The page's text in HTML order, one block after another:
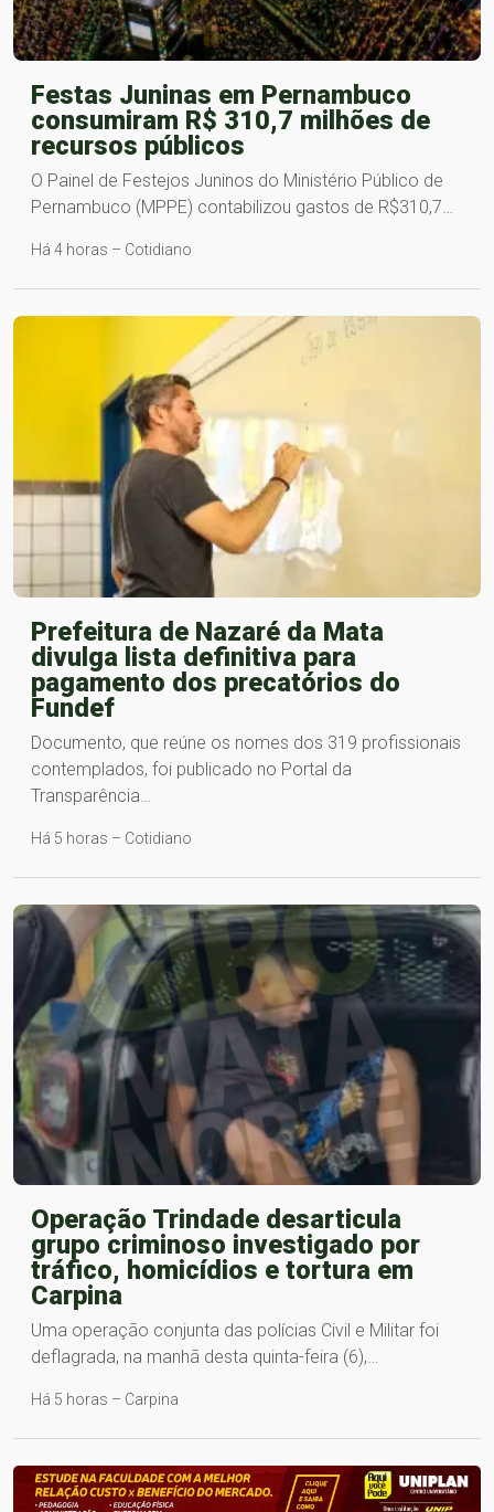
Festas Juninas em Pernambuco
consumiram R$ 310,7 milhões de
recursos públicos
O Painel de Festejos Juninos do Ministério Público de
Pernambuco (MPPE) contabilizou gastos de R$310,7…
Há 4 horas – Cotidiano
Prefeitura de Nazaré da Mata
divulga lista definitiva para
pagamento dos precatórios do
Fundef
Documento, que reúne os nomes dos 319 profissionais
contemplados, foi publicado no Portal da
Transparência…
Há 5 horas – Cotidiano
Operação Trindade desarticula
grupo criminoso investigado por
tráfico, homicídios e tortura em
Carpina
Uma operação conjunta das polícias Civil e Militar foi
deflagrada, na manhã desta quinta-feira (6),…
Há 5 horas – Carpina